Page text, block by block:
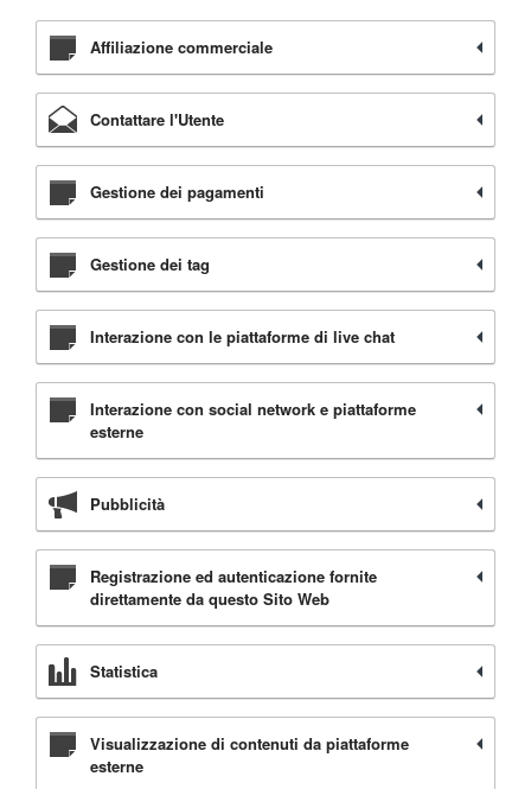
Affiliazione commerciale
Contattare l'Utente
Gestione dei pagamenti
Gestione dei tag
Interazione con le piattaforme di live chat
Interazione con social network e piattaforme
esterne
Pubblicità
Registrazione ed autenticazione fornite
direttamente da questo Sito Web
Statistica
Visualizzazione di contenuti da piattaforme
esterne